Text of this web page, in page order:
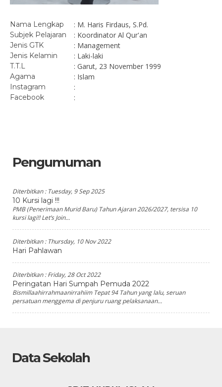
Nama Lengkap : M. Haris Firdaus, S.Pd.
Subjek Pelajaran : Koordinator Al Qur'an
Jenis GTK : Management
Jenis Kelamin : Laki-laki
T.T.L : Garut, 23 November 1999
Agama : Islam
Instagram :
Facebook :
Pengumuman
Diterbitkan : Tuesday, 9 Sep 2025
10 Kursi lagi !!!
PMB (Penerimaan Murid Baru) Tahun Ajaran 2026/2027, tersisa 10
kursi lagi!! Let’s Join...
Diterbitkan : Thursday, 10 Nov 2022
Hari Pahlawan
Diterbitkan :Friday, 28 Oct 2022
Peringatan Hari Sumpah Pemuda 2022
Bismillaahirrahmaanirrahiim Tepat 94 Tahun yang lalu, seruan
persatuan menggema di penjuru ruang pelaksanaan...
Data Sekolah